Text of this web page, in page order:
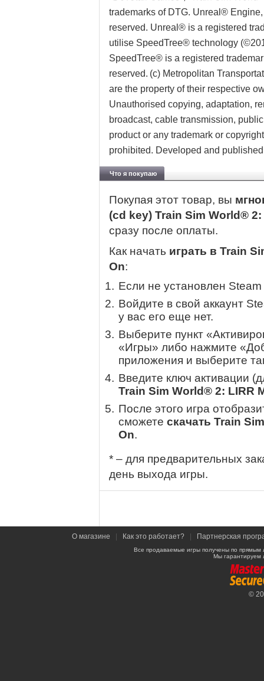
trademarks of DTG. Unreal®
reserved. Unreal® is a registered
utilise SpeedTree® technology
SpeedTree® is a registered
reserved. (c) Metropolitan
are the property of their respective
Unauthorised copying, adaptation,
broadcast, cable transmission,
product or any trademark or
prohibited. Developed and
Что я покупаю
Покупая этот товар, вы
(cd key) Train Sim World®
сразу после оплаты.
Как начать играть в Train
On:
Если не установлен
Войдите в свой аккаунт
у вас его еще нет.
Выберите пункт
«Игры» либо нажмите
приложения и выберите
Введите ключ активации
Train Sim World® 2: LIRR
После этого игра
сможете скачать Train
On.
* – для предварительных
день выхода игры.
О магазине Как это работает? Партнерская
Все продаваемые игры получены по
Мы гарантируем
©